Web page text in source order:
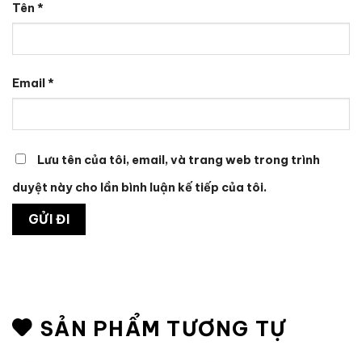
Tên *
Email*
Lưu tên của tôi, email, và trang web trong trình
duyệt này cho lần bình luận kế tiếp của tôi.
SẢN PHẨM TƯƠNG TỰ